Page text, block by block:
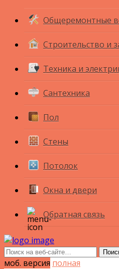
Общеремонтные
Строительство и
Техника и
Сантехника
Пол
Стены
Потолок
Окна и двери
Обратная связь
моб. версия полная